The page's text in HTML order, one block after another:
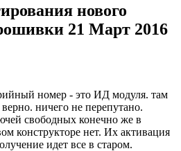
нового
21 Март 2016
номер - это ИД модуля. там
верно. ничего не перепутано.
свободных конечно же в
конструкторе нет. Их активация
идет все в старом.